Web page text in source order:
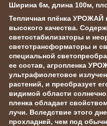
Ширина 6м, длина 100м,
Тепличная плёнка УРОЖАЙ
высокого качества.
светостабилизаторы и
светотрансформаторы и
специальной
ее состав, агропленка
ультрафиолетовое
растений, и преобразует
видимой области
пленка обладает
лучи. Вследствие этого
прохладней, чем под